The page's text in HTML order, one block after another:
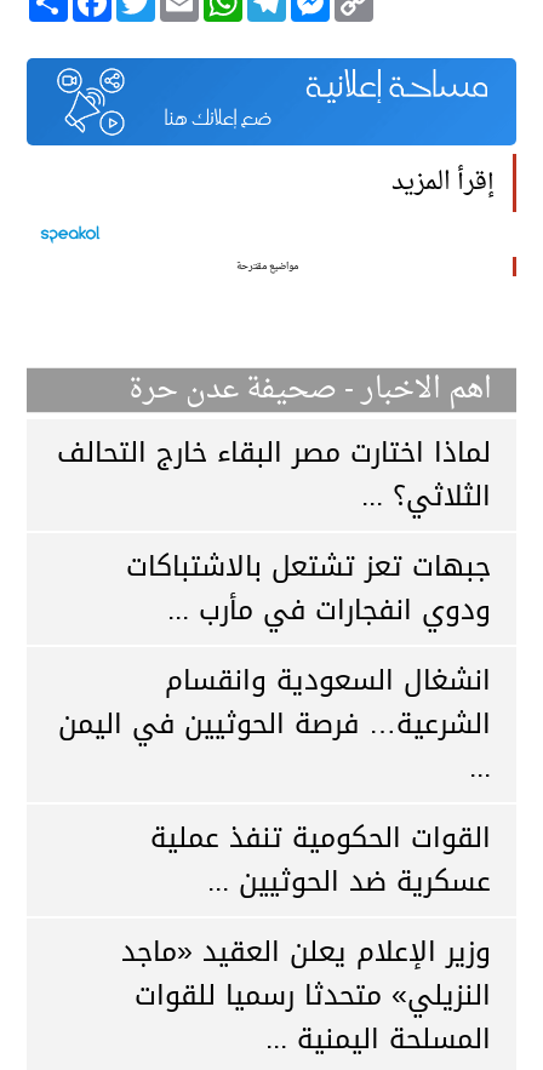
Link
إقرأ المزيد
مواضيع مقترحة
اهم الاخبار - صحيفة عدن حرة
لماذا اختارت مصر البقاء خارج التحالف
الثلاثي؟ ...
جبهات تعز تشتعل بالاشتباكات
ودوي انفجارات في مأرب ...
انشغال السعودية وانقسام
الشرعية… فرصة الحوثيين في اليمن
...
القوات الحكومية تنفذ عملية
عسكرية ضد الحوثيين ...
وزير الإعلام يعلن العقيد «ماجد
النزيلي» متحدثا رسميا للقوات
المسلحة اليمنية ...